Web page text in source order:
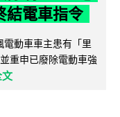
結電車指令
動車車主患有「里
重申已廢除電動車強